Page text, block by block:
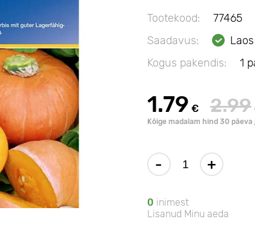
Tootekood:
77465
Saadavus:
Laos
Kogus pakendis:
1
1.79 € 2.99
Kõige madalam hind 30 päeva
- +
0 inimest
Lisanud Minu aeda